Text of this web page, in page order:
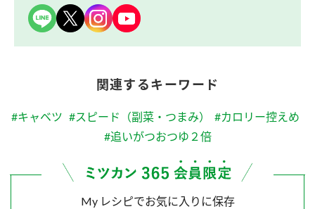
関連するキーワード
#キャベツ #スピード（副菜・つまみ）
#カロリー控えめ
#追いがつおつゆ２倍
My レシピでお気に入りに保存